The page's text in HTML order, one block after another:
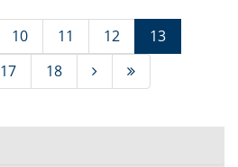
10 11 12 13(Standort)
17 18